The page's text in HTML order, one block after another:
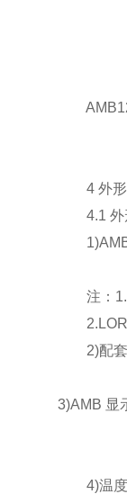
4 外形
4.1 外
1)AMB
注：
2.LORA
2)配套
3)AMB 显
4)温度